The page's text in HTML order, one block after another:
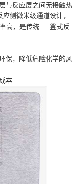
与反应层之间无接触热
侧微米级通道设计，
率高，是传统 釜式反
保，降低危险化学的风
本